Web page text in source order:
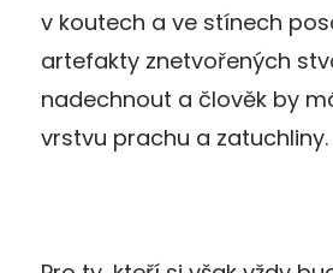
v koutech a ve stínech
artefakty znetvořených
nadechnout a člověk by
vrstvu prachu a zatuchliny.